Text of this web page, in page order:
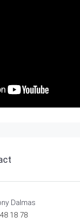
Dalmas
18 78